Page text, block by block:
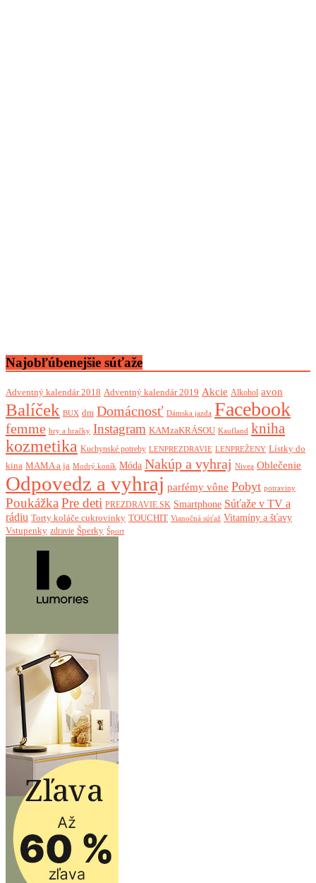
Najobľúbenejšie súťaže
Adventný kalendár 2018 Adventný kalendár 2019 Akcie Alkohol avon
Balíček BUX dm Domácnosť Dámska jazda Facebook
femme hry a hračky Instagram KAMzaKRÁSOU Kaufland kniha
kozmetika Kuchynské potreby LENPREZDRAVIE LENPREŽENY Lístky do
kina MAMA a ja Modrý koník Móda Nakúp a vyhraj Nivea Oblečenie
Odpovedz a vyhraj parfémy vône Pobyt potraviny
Poukážka Pre deti PREZDRAVIE.SK Smartphone Súťaže v TV a
rádiu Torty koláče cukrovinky TOUCHIT Vianočná súťaž Vitamíny a šťavy
Vstupenky zdravie Šperky Šport